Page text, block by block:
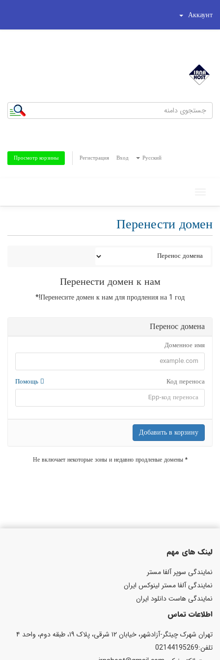
Аккаунт
Русский
Вход
Регистрация
Просмотр корзины
navigation
Перенести домен
Перенести домен к нам
Перенесите домен к нам для продления на 1 год!*
Перенос домена
Доменное имя
Код переноса
Добавить в корзину
* Не включает некоторые зоны и недавно продленые домены
لینک های مهم
نمایندگی سوپر آلفا مستر
نمایندگی آلفا مستر لینوکس ایران
نمایندگی هاست دانلود ایران
اطلاعات تماس
تهران شهرک چیتگر-آزادشهر، خیابان ۱۲ شرقی، پلاک ۱۹، طبقه دوم، واحد ۴
تلفن:02144195269